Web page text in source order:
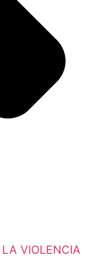
LA VIOLENCIA